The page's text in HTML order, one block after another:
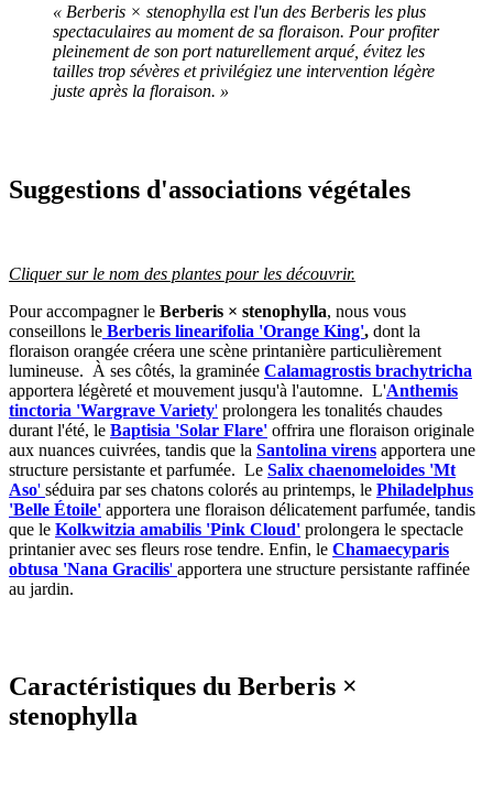
« Berberis × stenophylla est l'un des Berberis les plus
spectaculaires au moment de sa floraison. Pour profiter
pleinement de son port naturellement arqué, évitez les
tailles trop sévères et privilégiez une intervention légère
juste après la floraison. »
Suggestions d'associations végétales
Cliquer sur le nom des plantes pour les découvrir.
Pour accompagner le Berberis × stenophylla, nous vous
conseillons le Berberis linearifolia 'Orange King', dont la
floraison orangée créera une scène printanière particulièrement
lumineuse. À ses côtés, la graminée Calamagrostis brachytricha
apportera légèreté et mouvement jusqu'à l'automne. L'Anthemis
tinctoria 'Wargrave Variety' prolongera les tonalités chaudes
durant l'été, le Baptisia 'Solar Flare' offrira une floraison originale
aux nuances cuivrées, tandis que la Santolina virens apportera une
structure persistante et parfumée. Le Salix chaenomeloides 'Mt
Aso' séduira par ses chatons colorés au printemps, le Philadelphus
'Belle Étoile' apportera une floraison délicatement parfumée, tandis
que le Kolkwitzia amabilis 'Pink Cloud' prolongera le spectacle
printanier avec ses fleurs rose tendre. Enfin, le Chamaecyparis
obtusa 'Nana Gracilis' apportera une structure persistante raffinée
au jardin.
Caractéristiques du Berberis ×
stenophylla